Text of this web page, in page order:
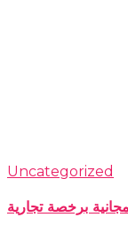
Uncategorized